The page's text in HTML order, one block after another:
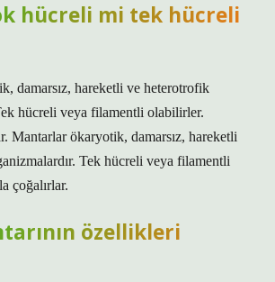
hücreli mi tek hücreli
damarsız, hareketli ve heterotrofik
hücreli veya filamentli olabilirler.
Mantarlar ökaryotik, damarsız, hareketli
Tek hücreli veya filamentli
çoğalırlar.
özellikleri